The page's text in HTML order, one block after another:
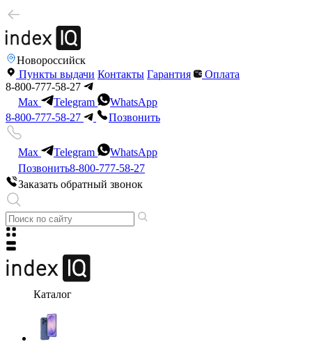
Новороссийск
Пункты выдачи Контакты Гарантия
Оплата
8-800-777-58-27
Max
Telegram
WhatsApp
8-800-777-58-27
Позвонить
Max Telegram
WhatsApp
Позвонить8-800-777-58-27
Заказать обратный звонок
Каталог